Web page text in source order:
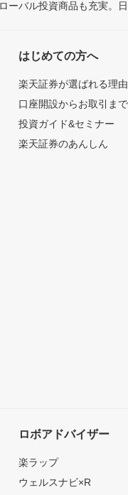
ーバル投資商品も充実。
はじめての方へ
楽天証券が選ばれる理由
口座開設からお取引ま
投資ガイド&セミナー
楽天証券のあんしん
ロボアドバイザー
楽ラップ
ウェルスナビ×R